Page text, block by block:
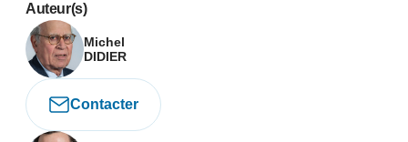
Auteur(s)
Michel
DIDIER
Contacter